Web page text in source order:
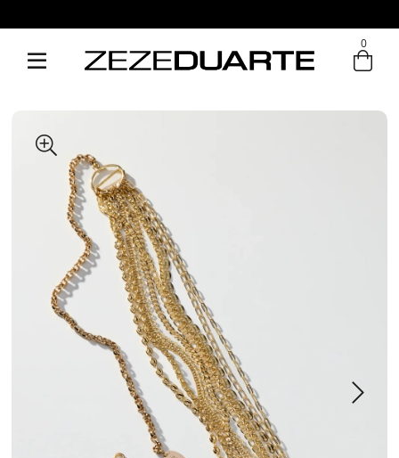
Entre com email ou cpf/cnpj
0